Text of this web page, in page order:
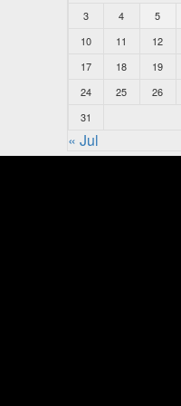
3
4 5
10
11 12
17
18 19
24
25 26
31
« Jul